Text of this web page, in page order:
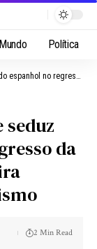
Mundo Política
Fine – Feira Internacional de Enoturismo
seduz
da
2 Min Read